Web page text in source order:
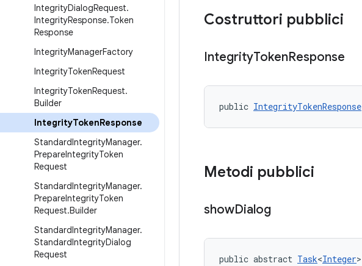
IntegrityDialogRequest.
IntegrityResponse.Token
Response
IntegrityManagerFactory
IntegrityTokenRequest
IntegrityTokenRequest.
Builder
IntegrityTokenResponse
StandardIntegrityManager.
PrepareIntegrityToken
Request
StandardIntegrityManager.
PrepareIntegrityToken
Request.Builder
StandardIntegrityManager.
StandardIntegrityDialog
Request
Costruttori pubblici
IntegrityTokenResponse
public IntegrityTokenResponse
Metodi pubblici
showDialog
public abstract Task<Integer>